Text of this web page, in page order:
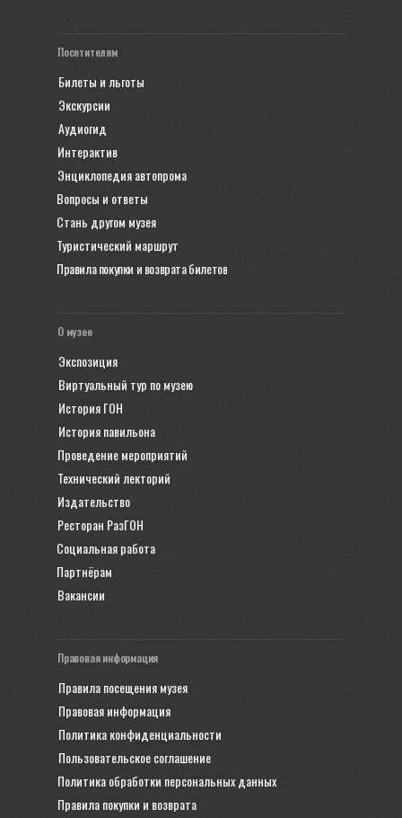
Правовая информация
Правила покупки и возврата
Политика обработки персональных данных
Пользовательское соглашение
Политика конфиденциальности
Правовая информация
Правила посещения музея
О музее
Вакансии
Ресторан РазГОН
Партнёрам
Издательство
Социальная работа
Технический лекторий
Проведение мероприятий
История павильона
История ГОН
Виртуальный тур по музею
Экспозиция
Посетителям
Стань другом музея
Вопросы и ответы
Туристический маршрут
Энциклопедия автопрома
Интерактив
Аудиогид
Экскурсии
Правила покупки и возврата билетов
Билеты и льготы